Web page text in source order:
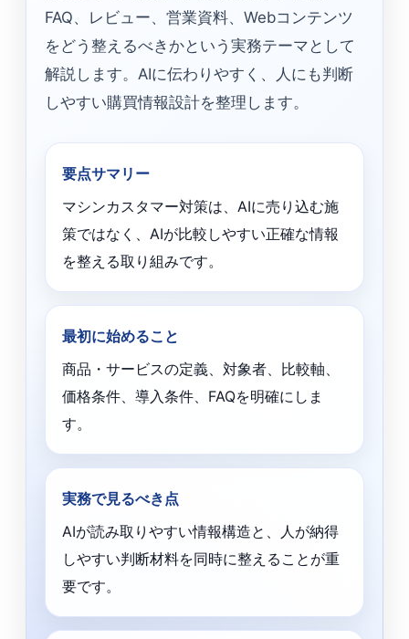
FAQ、レビュー、営業資料、Webコンテンツ
をどう整えるべきかという実務テーマとして
解説します。AIに伝わりやすく、人にも判断
しやすい購買情報設計を整理します。
要点サマリー
マシンカスタマー対策は、AIに売り込む施
策ではなく、AIが比較しやすい正確な情報
を整える取り組みです。
最初に始めること
商品・サービスの定義、対象者、比較軸、
価格条件、導入条件、FAQを明確にしま
す。
実務で見るべき点
AIが読み取りやすい情報構造と、人が納得
しやすい判断材料を同時に整えることが重
要です。